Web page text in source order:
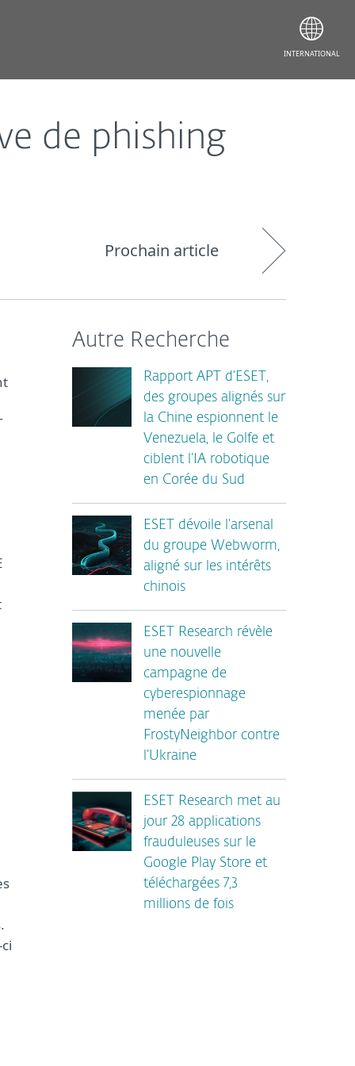
de phishing
Prochain article
Autre Recherche
Rapport APT d’ESET,
des groupes alignés sur
la Chine espionnent le
Venezuela, le Golfe et
ciblent l’IA robotique
en Corée du Sud
ESET dévoile l’arsenal
du groupe Webworm,
aligné sur les intérêts
chinois
ESET Research révèle
une nouvelle
campagne de
cyberespionnage
menée par
FrostyNeighbor contre
l’Ukraine
ESET Research met au
jour 28 applications
frauduleuses sur le
Google Play Store et
téléchargées 7,3
millions de fois
INTERNATIONAL